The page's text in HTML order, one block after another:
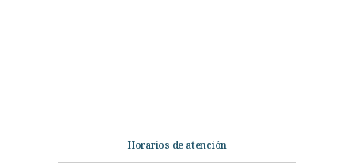
Horarios de atención